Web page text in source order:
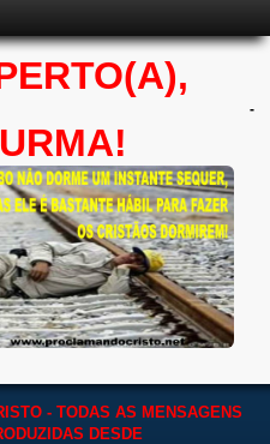
-
- TODAS AS MENSAGENS
DESDE